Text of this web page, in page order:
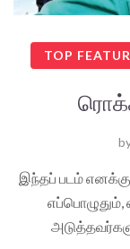
TOP
இந்தப் படம்
எப்பொழுதும்,